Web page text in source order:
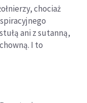
chociaż
ani z sutanną,
I to